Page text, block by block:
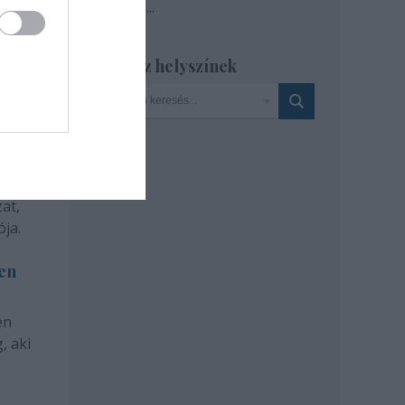
aki
...
Szinház helyszínek